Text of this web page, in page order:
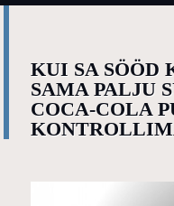
KUI SA SÖÖD
SAMA PALJU
COCA-COLA